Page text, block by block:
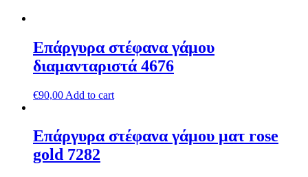
Επάργυρα στέφανα γάμου
διαμανταριστά 4676
€90,00 Add to cart
Επάργυρα στέφανα γάμου ματ rose
gold 7282